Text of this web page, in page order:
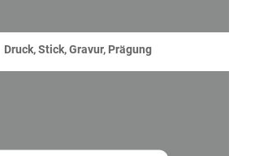
Druck, Stick, Gravur, Prägung